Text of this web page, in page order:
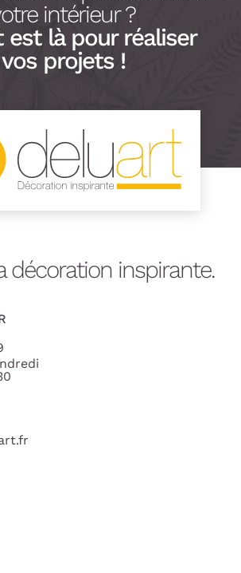
intérieur ?
est là pour réaliser
vos projets !
décoration inspirante.